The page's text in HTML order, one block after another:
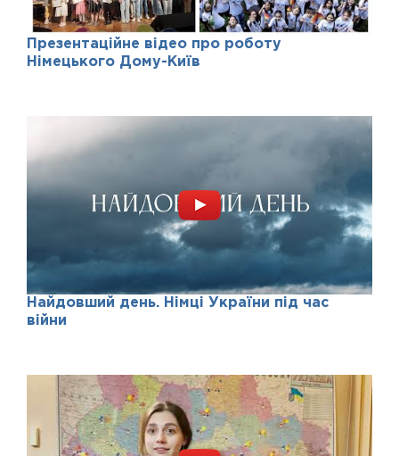
Презентаційне відео про роботу
Німецького Дому-Київ
Найдовший день. Німці України під час
війни